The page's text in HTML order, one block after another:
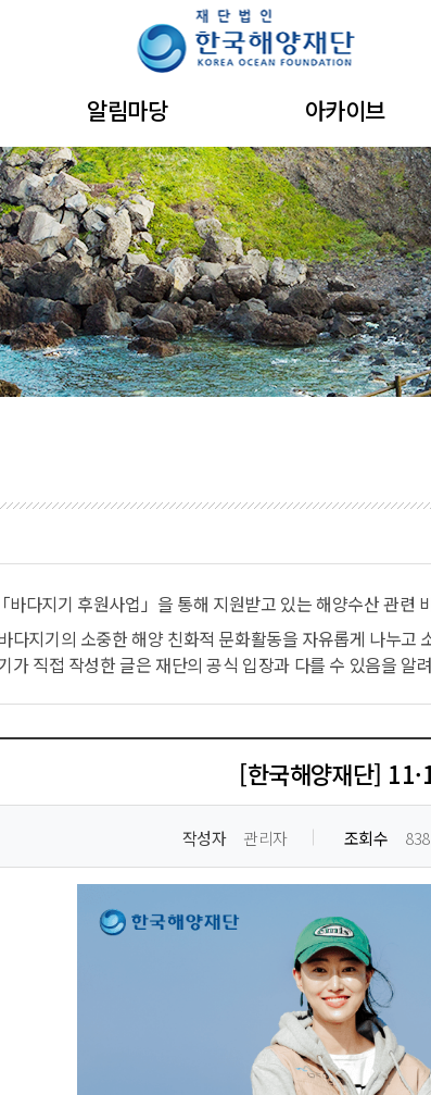
본문 바로가기
주메뉴 바로가기
하단 바로가기
알림마당 아카이브
바다지기 후원사업」을 통해 지원받고 있는 해양수산 관련
다지기의 소중한 해양 친화적 문화활동을 자유롭게 나누고
가 직접 작성한 글은 재단의 공식 입장과 다를 수 있음을 알
[한국해양재단]
작성자 관리자 조회수 838